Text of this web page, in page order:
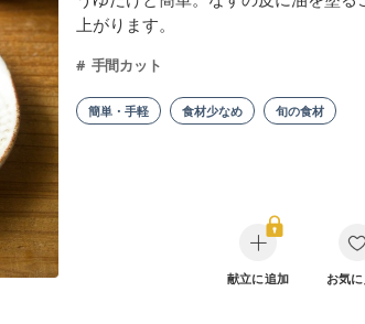
上がります。
手間カット
簡単・手軽 食材少なめ 旬の食材
献立に追加 お気